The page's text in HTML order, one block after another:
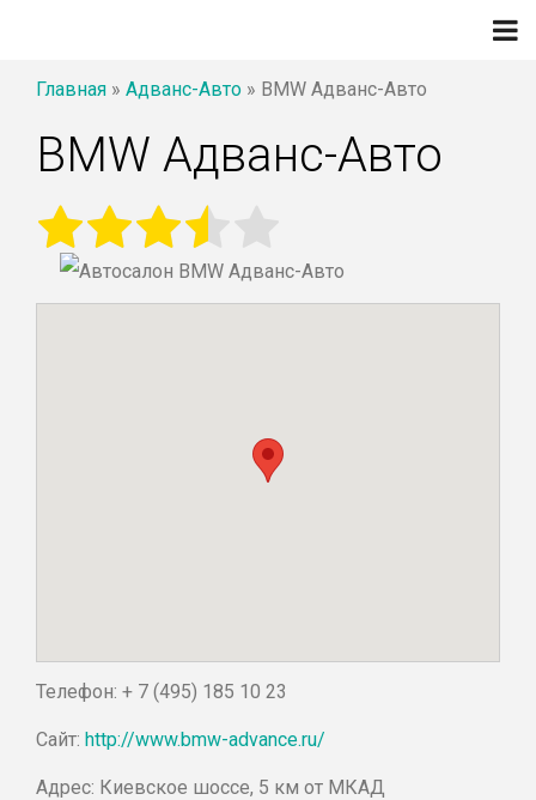
Главная » Адванс-Авто » BMW Адванс-Авто
BMW Адванс-Авто
Телефон: + 7 (495) 185 10 23
Сайт: http://www.bmw-advance.ru/
Адрес: Киевское шоссе, 5 км от МКАД